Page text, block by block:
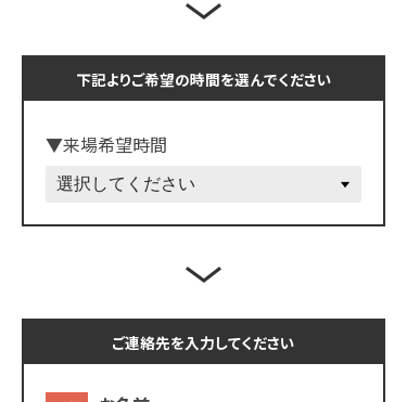
下記よりご希望の時間を選んでください
▼来場希望時間
ご連絡先を入力してください